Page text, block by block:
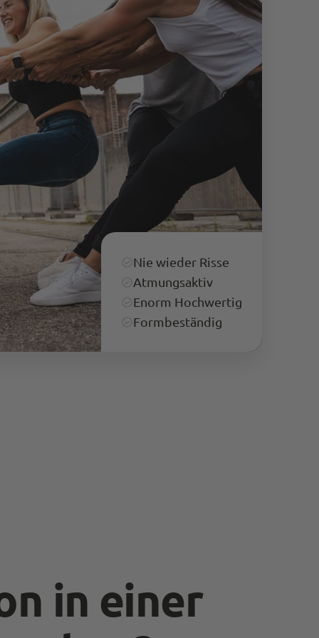
Nie wieder Risse
Atmungsaktiv
Enorm Hochwertig
Formbeständig
in einer
Anonym
Verifizierter Kunde
Die Hose passt super. Das Preis-
Leitungsverhältnis stimmt. Schnelle Lieferung.
Es ist schon die 4. Hose, die ich gekauft habe.
Kann Euch weiterempfehlen.
Hilfreich ? Ja
Facebook
Anonymous
Trusted Shops
Alles Top. Wie immer!
Teilen
Facebook
Quelle:Trusted Shops
M P
Trusted Shops
Schnelle Lieferung. Ware macht bis jetzt einen
sehr guten Eindruck, time will tell.
Kundenservice ist top. Sehr schnell und
Trusted Shops
Passt perfekt Bin happy endlich einen Shop
gefunden zu haben wo ich Jeans bekomme die